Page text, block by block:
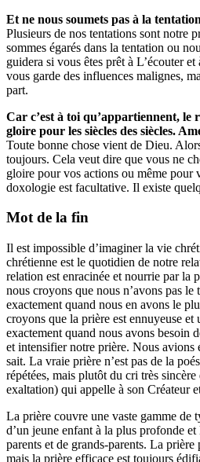
Et ne nous soumets pas à la
Plusieurs de nos tentations sont notre
sommes égarés dans la tentation ou
guidera si vous êtes prêt à L’écouter
vous garde des influences malignes,
part.
Car c’est à toi qu’appartiennent, le
gloire pour les siècles des siècles.
Toute bonne chose vient de Dieu.
toujours. Cela veut dire que vous ne
gloire pour vos actions ou même pour
doxologie est facultative. Il existe
Mot de la fin
Il est impossible d’imaginer la vie
chrétienne est le quotidien de notre
relation est enracinée et nourrie par la
nous croyons que nous n’avons pas le
exactement quand nous en avons le
croyons que la prière est ennuyeuse et
exactement quand nous avons besoin
et intensifier notre prière. Nous avions
sait. La vraie prière n’est pas de la
répétées, mais plutôt du cri très sincère
exaltation) qui appelle à son Créateur
La prière couvre une vaste gamme de
d’un jeune enfant à la plus profonde
parents et de grands-parents. La prière
mais la prière efficace est toujours